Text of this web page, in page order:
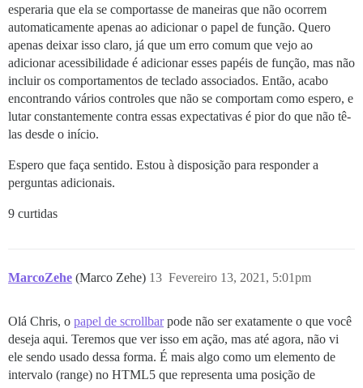
esperaria que ela se comportasse de maneiras que não ocorrem
automaticamente apenas ao adicionar o papel de função. Quero
apenas deixar isso claro, já que um erro comum que vejo ao
adicionar acessibilidade é adicionar esses papéis de função, mas não
incluir os comportamentos de teclado associados. Então, acabo
encontrando vários controles que não se comportam como espero, e
lutar constantemente contra essas expectativas é pior do que não tê-
las desde o início.
Espero que faça sentido. Estou à disposição para responder a
perguntas adicionais.
9 curtidas
MarcoZehe (Marco Zehe) Fevereiro 13, 2021, 5:01pm
13
Olá Chris, o papel de scrollbarpode não ser exatamente o que você
deseja aqui. Teremos que ver isso em ação, mas até agora, não vi
ele sendo usado dessa forma. É mais algo como um elemento de
intervalo (range) no HTML5 que representa uma posição de